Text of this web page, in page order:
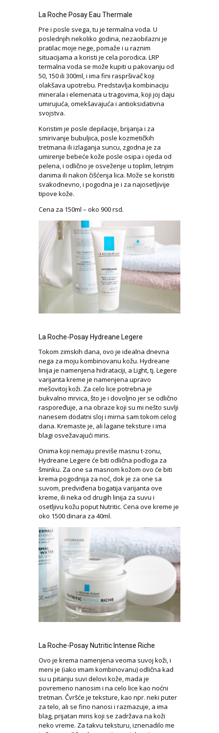
La Roche Posay Eau Thermale
Pre i posle svega, tu je termalna voda. U
poslednjih nekoliko godina, nezaobilazni je
pratilac moje nege, pomaže i u raznim
situacijama a koristi je cela porodica. LRP
termalna voda se može kupiti u pakovanju od
50, 150 ili 300ml, i ima fini raspršivač koji
olakšava upotrebu. Predstavlja kombinaciju
minerala i elemenata u tragovima, koji joj daju
umirujuća, omekšavajuća i antioksidativna
svojstva.
Koristim je posle depilacije, brijanja i za
smirivanje bubuljica, posle kozmetičkih
tretmana ili izlaganja suncu, zgodna je za
umirenje bebeće kože posle osipa i ojeda od
pelena, i odlično je osveženje u toplim, letnjim
danima ili nakon čišćenja lica. Može se koristiti
svakodnevno, i pogodna je i za najosetljivije
tipove kože.
Cena za 150ml – oko 900 rsd.
La Roche-Posay Hydreane Legere
Tokom zimskih dana, ovo je idealna dnevna
nega za moju kombinovanu kožu. Hydreane
linija je namenjena hidrataciji, a Light, tj. Legere
varijanta kreme je namenjena upravo
mešovitoj koži. Za celo lice potrebna je
bukvalno mrvica, što je i dovoljno jer se odlično
raspoređuje, a na obraze koji su mi nešto suvlji
nanesem dodatni sloj i mirna sam tokom celog
dana. Kremaste je, ali lagane teksture i ima
blagi osvežavajući miris.
Onima koji nemaju previše masnu t-zonu,
Hydreane Legere će biti odlična podloga za
šminku. Za one sa masnom kožom ovo će biti
krema pogodnija za noć, dok je za one sa
suvom, predviđena bogatija varijanta ove
kreme, ili neka od drugih linija za suvu i
osetljivu kožu poput Nutritic. Cena ove kreme je
oko 1500 dinara za 40ml.
La Roche-Posay Nutritic Intense Riche
Ovo je krema namenjena veoma suvoj koži, i
meni je (iako imam kombinovanu) odlična kad
su u pitanju suvi delovi kože, mada je
povremeno nanosim i na celo lice kao noćni
tretman. Čvršće je teksture, kao npr. neki puter
za telo, ali se fino nanosi i razmazuje, a ima
blag, prijatan miris koji se zadržava na koži
neko vreme. Za takvu teksturu, iznenadilo me